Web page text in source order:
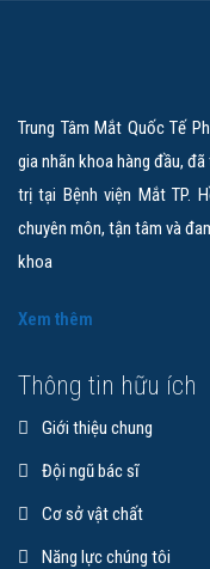
Trung Tâm Mắt Quốc Tế
gia nhãn khoa hàng đầu,
trị tại Bệnh viện Mắt TP.
chuyên môn, tận tâm và
khoa
Xem thêm
Thông tin hữu ích
Giới thiệu chung
Đội ngũ bác sĩ
Cơ sở vật chất
Năng lực chúng tôi